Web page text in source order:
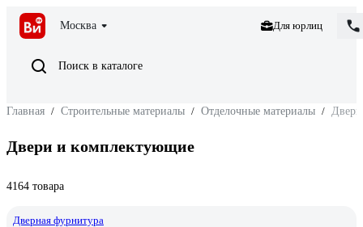
Москва Для юрлиц
Поиск в каталоге
Главная / Строительные материалы / Отделочные материалы /
Двери и комплектующие
4164 товара
Дверная фурнитура